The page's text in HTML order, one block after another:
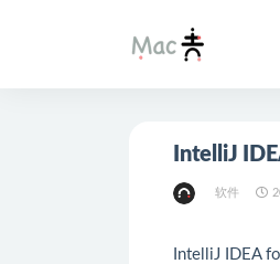
软件
IntelliJ IDEA